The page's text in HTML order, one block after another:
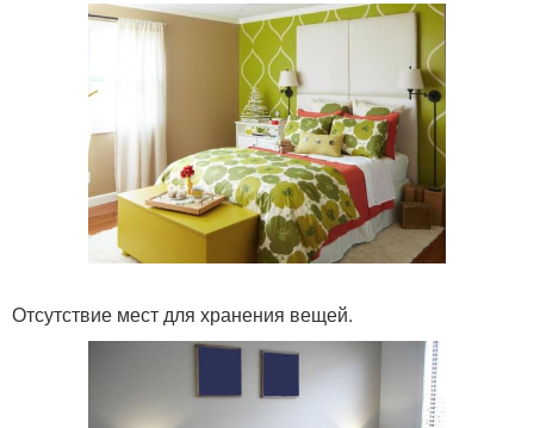
Отсутствие мест для хранения вещей.